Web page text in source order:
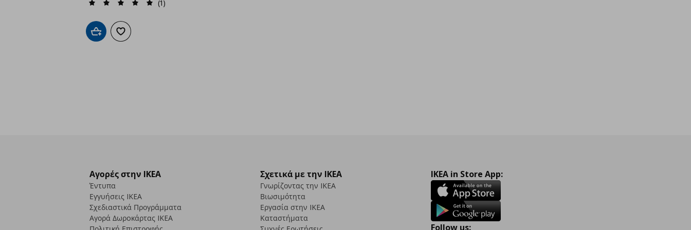
(1)
Προσθήκη στο καλάθι
Προσθήκη στα αγαπημένα
Αγορές στην IKEA
Έντυπα
Εγγυήσεις IKEA
Σχεδιαστικά Προγράμματα
Αγορά Δωρoκάρτας IKEA
Σχετικά με την IKEA
Γνωρίζοντας την IKEA
Βιωσιμότητα
Εργασία στην IKEA
Καταστήματα
IKEA in Store App:
Follow us: